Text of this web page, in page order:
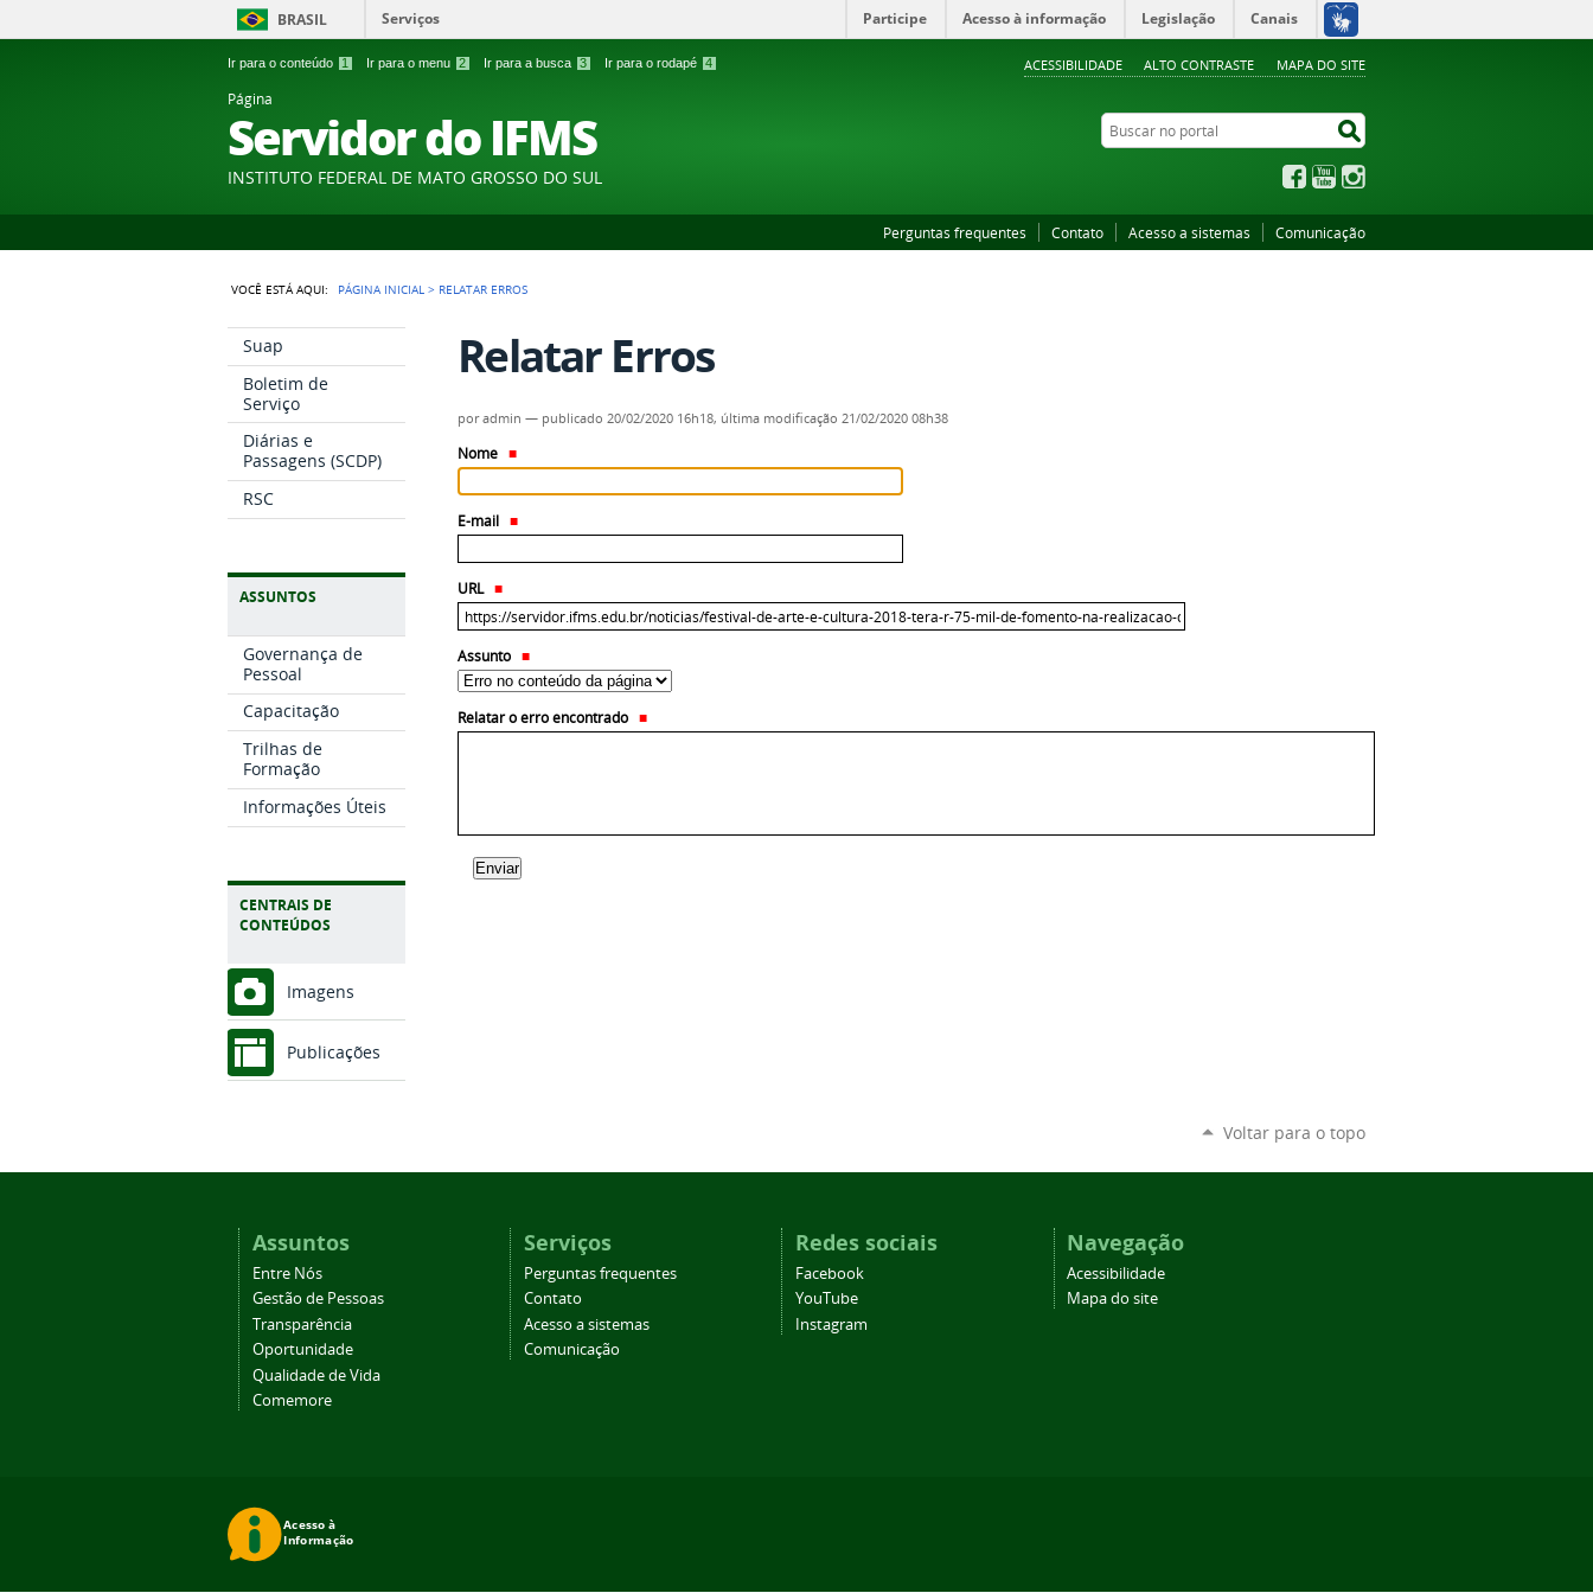
Ir para o conteúdo 1 Ir para o menu 2 Ir para a busca 3 Ir para o rodapé 4 ACESSIBILIDADE ALTO CONTRASTE MAPA DO SITE
BRASIL Serviços Participe Acesso à informação Legislação Canais
Página
Servidor do IFMS
INSTITUTO FEDERAL DE MATO GROSSO DO SUL
Buscar no portal
FacebookYouTube
Perguntas frequentes Contato Acesso a sistemas Comunicação
VOCÊ ESTÁ AQUI: PÁGINA INICIAL > RELATAR ERROS
Suap
Boletim de
Serviço
Diárias e
Passagens (SCDP)
RSC
ASSUNTOS
Governança de
Pessoal
Capacitação
Trilhas de
Formação
Informações Úteis
CENTRAIS DE
CONTEÚDOS
Imagens
Publicações
Relatar Erros
poradmin — publicado 20/02/2020 16h18, última modificação 21/02/2020 08h38
Nome
E-mail
URL
Assunto
Relatar o erro encontrado
Voltar para o topo
Assuntos
Entre Nós
Gestão de Pessoas
Transparência
Oportunidade
Qualidade de Vida
Comemore
Serviços
Perguntas frequentes
Contato
Acesso a sistemas
Comunicação
Redes sociais
Facebook
YouTube
Instagram
Navegação
Acessibilidade
Mapa do site